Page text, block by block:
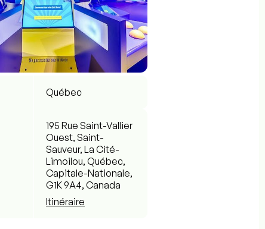
Québec
195 Rue Saint-Vallier
Ouest, Saint-
Sauveur, La Cité-
Limoilou, Québec,
Capitale-Nationale,
G1K 9A4, Canada
Itinéraire